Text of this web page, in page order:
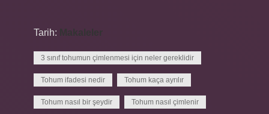
Tarih: Makaleler
3 sınıf tohumun çimlenmesi için neler gereklidir
Tohum ifadesi nedir Tohum kaça ayrılır
Tohum nasıl bir şeydir Tohum nasıl çimlenir